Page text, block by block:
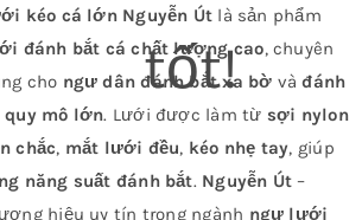
tốt!
kéo cá lớn Nguyễn Út là sản phẩm
đánh bắt cá chất lượng cao, chuyên
cho ngư dân đánh bắt xa bờ vàđánh
quy mô lớn. Lưới được làm từ sợi nylon
chắc, mắt lưới đều, kéo nhẹ tay, giúp
năng suất đánh bắt. Nguyễn Út –
hiệu uy tín trong ngành ngư lưới